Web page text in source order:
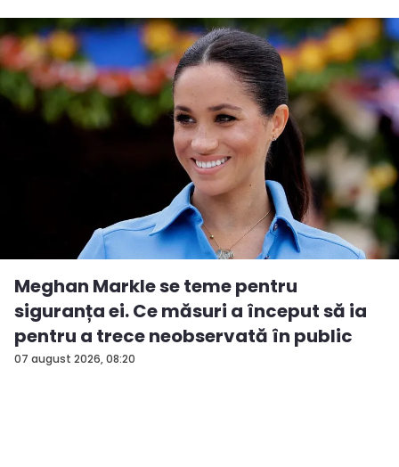
07 august 2026, 08:20
Meghan Markle se teme pentru
siguranța ei. Ce măsuri a început să ia
pentru a trece neobservată în public